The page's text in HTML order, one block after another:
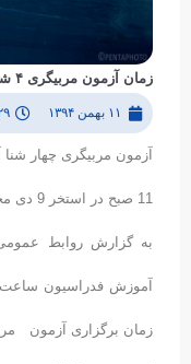
زمان آزمون مربیگری ۴ شنا آقایان اعلام شد
۱۱ بهمن ۱۳۹۴
11 صبح در استخر 9 دی مجموعه ورزشی شیرودی برگزار می شود.
به گزارش روابط عمومی